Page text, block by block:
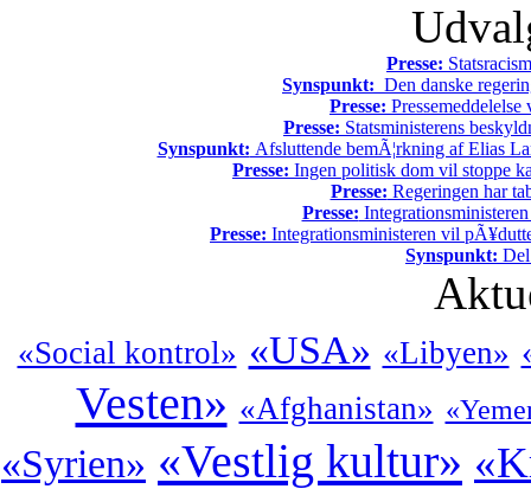
Presse:
Synspunkt: Den danske
Presse:
Presse: Statsministerens
Synspunkt: Afsluttende bemÃ¦rkning af Elias
Presse: Ingen politisk dom vil stoppe
Presse: Regeringen har
Presse:
Presse: Integrationsministeren vil
Synspunkt:
«Social kontrol» «USA» «Libyen»
Vesten» «Afghanistan»
«Syrien» «Vestlig kultur»